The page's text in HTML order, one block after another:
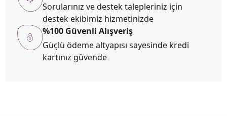
Sorularınız ve destek talepleriniz için
destek ekibimiz hizmetinizde
%100 Güvenli Alışveriş
Güçlü ödeme altyapısı sayesinde kredi
kartınız güvende